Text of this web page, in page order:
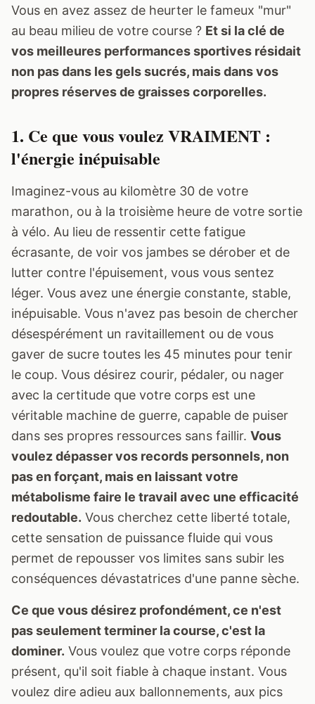
Vous en avez assez de heurter le fameux "mur"
au beau milieu de votre course ? Et si la clé de
vos meilleures performances sportives résidait
non pas dans les gels sucrés, mais dans vos
propres réserves de graisses corporelles.
1. Ce que vous voulez VRAIMENT :
l'énergie inépuisable
Imaginez-vous au kilomètre 30 de votre
marathon, ou à la troisième heure de votre sortie
à vélo. Au lieu de ressentir cette fatigue
écrasante, de voir vos jambes se dérober et de
lutter contre l'épuisement, vous vous sentez
léger. Vous avez une énergie constante, stable,
inépuisable. Vous n'avez pas besoin de chercher
désespérément un ravitaillement ou de vous
gaver de sucre toutes les 45 minutes pour tenir
le coup. Vous désirez courir, pédaler, ou nager
avec la certitude que votre corps est une
véritable machine de guerre, capable de puiser
dans ses propres ressources sans faillir. Vous
voulez dépasser vos records personnels, non
pas en forçant, mais en laissant votre
métabolisme faire le travail avec une efficacité
redoutable. Vous cherchez cette liberté totale,
cette sensation de puissance fluide qui vous
permet de repousser vos limites sans subir les
conséquences dévastatrices d'une panne sèche.
Ce que vous désirez profondément, ce n'est
pas seulement terminer la course, c'est la
dominer. Vous voulez que votre corps réponde
présent, qu'il soit fiable à chaque instant. Vous
voulez dire adieu aux ballonnements, aux pics